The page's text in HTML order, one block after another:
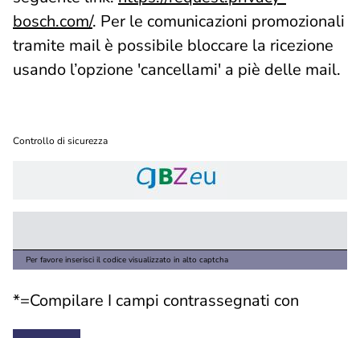
bosch.com/. Per le comunicazioni promozionali
tramite mail è possibile bloccare la ricezione
usando l’opzione 'cancellami' a piè delle mail.
Controllo di sicurezza
Per favore inserisci il codice visualizzato in alto captcha
*=Compilare I campi contrassegnati con